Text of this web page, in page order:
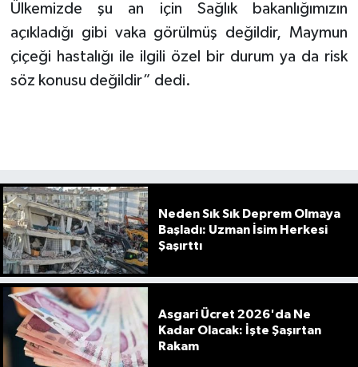
Ülkemizde şu an için Sağlık bakanlığımızın
açıkladığı gibi vaka görülmüş değildir, Maymun
çiçeği hastalığı ile ilgili özel bir durum ya da risk
söz konusu değildir” dedi.
Neden Sık Sık Deprem Olmaya
Başladı: Uzman İsim Herkesi
Şaşırttı
Asgari Ücret 2026'da Ne
Kadar Olacak: İşte Şaşırtan
Rakam